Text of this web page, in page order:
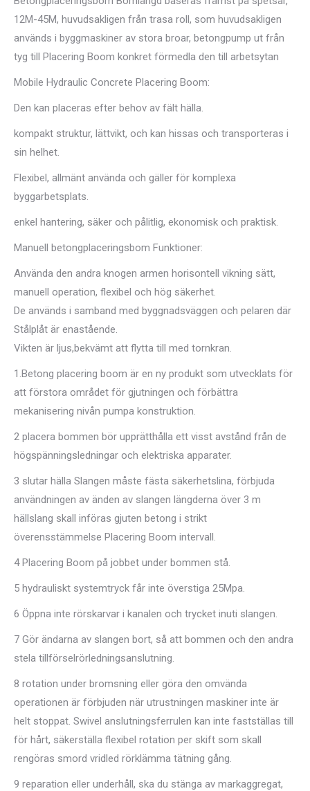
12M-45M, huvudsakligen från trasa roll, som huvudsakligen
används i byggmaskiner av stora broar, betongpump ut från
tyg till Placering Boom konkret förmedla den till arbetsytan
Mobile Hydraulic Concrete Placering Boom:
Den kan placeras efter behov av fält hälla.
kompakt struktur, lättvikt, och kan hissas och transporteras i
sin helhet.
Flexibel, allmänt använda och gäller för komplexa
byggarbetsplats.
enkel hantering, säker och pålitlig, ekonomisk och praktisk.
Manuell betongplaceringsbom Funktioner:
Använda den andra knogen armen horisontell vikning sätt,
manuell operation, flexibel och hög säkerhet.
De används i samband med byggnadsväggen och pelaren där
Stålplåt är enastående.
Vikten är ljus,bekvämt att flytta till med tornkran.
1.Betong placering boom är en ny produkt som utvecklats för
att förstora området för gjutningen och förbättra
mekanisering nivån pumpa konstruktion.
2 placera bommen bör upprätthålla ett visst avstånd från de
högspänningsledningar och elektriska apparater.
3 slutar hälla Slangen måste fästa säkerhetslina, förbjuda
användningen av änden av slangen längderna över 3 m
hällslang skall införas gjuten betong i strikt
överensstämmelse Placering Boom intervall.
4 Placering Boom på jobbet under bommen stå.
5 hydrauliskt systemtryck får inte överstiga 25Mpa.
6 Öppna inte rörskarvar i kanalen och trycket inuti slangen.
7 Gör ändarna av slangen bort, så att bommen och den andra
stela tillförselrörledningsanslutning.
8 rotation under bromsning eller göra den omvända
operationen är förbjuden när utrustningen maskiner inte är
helt stoppat. Swivel anslutningsferrulen kan inte fastställas till
för hårt, säkerställa flexibel rotation per skift som skall
rengöras smord vridled rörklämma tätning gång.
9 reparation eller underhåll, ska du stänga av markaggregat,